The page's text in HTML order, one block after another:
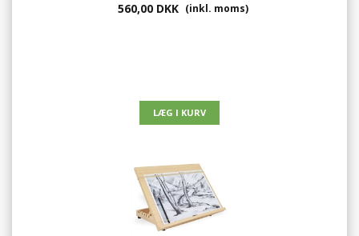
560,00 DKK (inkl. moms)